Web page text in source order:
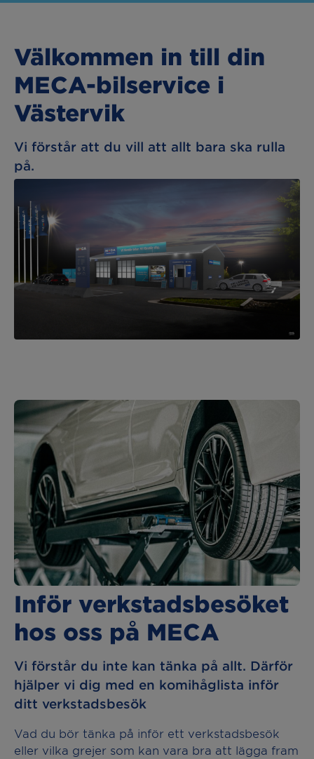
Välkommen in till din
MECA-bilservice i
Västervik
Vi förstår att du vill att allt bara ska rulla
på.
Inför verkstadsbesöket
hos oss på MECA
Vi förstår du inte kan tänka på allt. Därför
hjälper vi dig med en komihåglista inför
ditt verkstadsbesök
Vad du bör tänka på inför ett verkstadsbesök
eller vilka grejer som kan vara bra att lägga fram